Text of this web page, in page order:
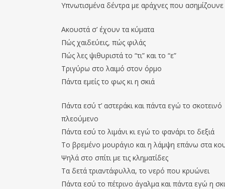
Υπνωτισμένα δέντρα με αράχνες που ασημίζουνε
Ακουστά σ’ έχουν τα κύματα
Πώς χαιδεύεις, πώς φιλάς
Πώς λες ψιθυριστά το “τι” και το “ε”
Τριγύρω στο λαιμό στον όρμο
Πάντα εμείς το φως κι η σκιά
Πάντα εσύ τ’ αστεράκι και πάντα εγώ το σκοτεινό
πλεούμενο
Πάντα εσύ το λιμάνι κι εγώ το φανάρι το δεξιά
Το βρεμένο μουράγιο και η λάμψη επάνω στα
Ψηλά στο σπίτι με τις κληματίδες
Τα δετά τριαντάφυλλα, το νερό που κρυώνει
Πάντα εσύ το πέτρινο άγαλμα και πάντα εγώ η